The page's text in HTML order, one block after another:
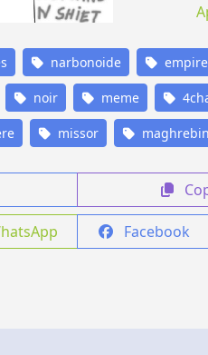
narbonoide empire
noir meme
missor maghrebin
Facebook